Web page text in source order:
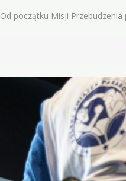
Od początku Misji